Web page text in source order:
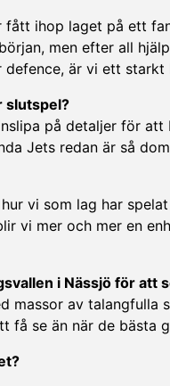
fått ihop laget på ett
men efter all
är vi ett starkt
slutspel?
på detaljer för att
Jets redan är så
vi som lag har
vi mer och mer en
i Nässjö för att
massor av talangfulla
få se än när de bästa